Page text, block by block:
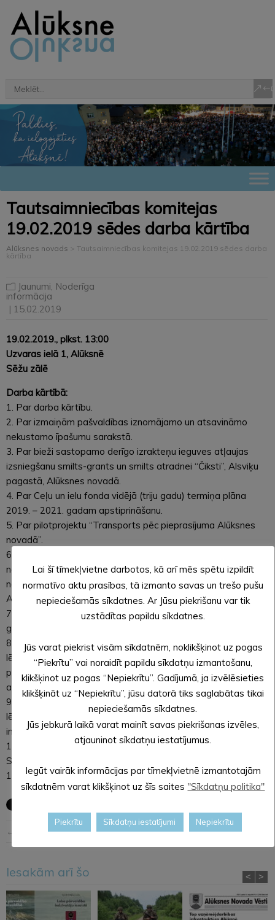
Tautsaimniecības komitejas
19.02.2019 sēdes darba kārtība
Alūksnes novads > Tautsaimniecības komitejas 19.02.2019 sēdes darba
kārtība
Jaunumi Noderīga
informācija
| 15.02.2019
19.02.2019., plkst. 13:00
Uzvaras ielā 1, Alūksnē
Sēžu zālē
Darba kārtībā:
1. Par darba kārtību.
2. Par izmaiņām pašvaldības iznomājamo un atsavināmo
nekustamo īpašumu sarakstā.
3. Par bieži sastopamo derīgo izrakteņu ieguves atļaujas
izsniegšanu smilts-grants un smilts atradnei “Čiksti”, Alsviķu
pagastā, Alūksnes novadā.
4. Par Ceļu un ielu fonda vidējā (triju gadu) termiņa plāna
2019. – 2021. gadam apstiprināšanu.
5. Par pilotprojektu “Transports pēc pieprasījuma Alūksnes
novadā”.
6. Par saistošo noteikumu Nr._/2019 “Grozījumi Alūksnes
novada domes 2011. gada 24. marta saistošajos
noteikumos Nr.9/2011 “Par tirdzniecību publiskās vietās
Alūksnes novadā”” izdošanu.
7. Par Veselības veicināšanas pakalpojumu centra izveides
gaitu.
8. Par grozījumiem Alūksnes novada domes 22.11.2018.
lēmumā Nr.439 “Par Alūksnes novada attīstības
programmas 2011.-2017. Investīciju plāna 2015.-2018.gadam
aktualizēšanu”.
9. Par grozījumu Alūksnes novada domes 27.02.2014.
lēmumā Nr.67 “Par pašvaldības atbalstu uzņēmējdarbības
investīciju projektam”
10. Informācija par vidi degradējošām būvēm.
SLĒGTĀ DAĻĀ:
11. [..].
← Iepriekšējā ziņa Nākošā ziņa →
Iesakām arī šo < >
Lai šī tīmekļvietne darbotos, kā arī mēs spētu izpildīt
normatīvo aktu prasības, tā izmanto savas un trešo pušu
nepieciešamās sīkdatnes. Ar Jūsu piekrišanu var tik
uzstādītas papildu sīkdatnes.
Jūs varat piekrist visām sīkdatnēm, noklikšķinot uz pogas
“Piekrītu” vai noraidīt papildu sīkdatņu izmantošanu,
klikšķinot uz pogas “Nepiekrītu”. Gadījumā, ja izvēlēsieties
klikšķināt uz “Nepiekrītu”, jūsu datorā tiks saglabātas tikai
nepieciešamās sīkdatnes.
Jūs jebkurā laikā varat mainīt savas piekrišanas izvēles,
atjauninot sīkdatņu iestatījumus.
Iegūt vairāk informācijas par tīmekļvietnē izmantotajām
sīkdatnēm varat klikšķinot uz šīs saites "Sīkdatņu politika"
Piekrītu Sīkdatņu iestatījumi Nepiekrītu